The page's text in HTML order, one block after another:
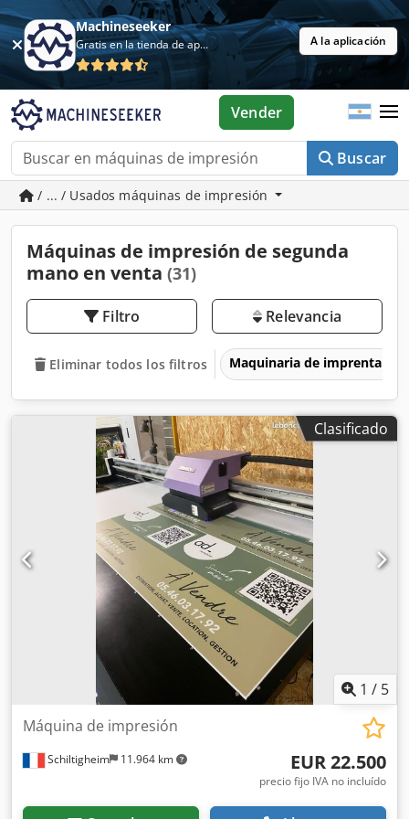
Machineseeker
Gratis en la tienda de aplicaciones A la aplicación
Buscar
Vender
/ ... / Usados máquinas de impresión
Máquinas de impresión de segunda
mano en venta (31)
Filtro Relevancia
Eliminar todos los filtros Maquinaria de imprenta y
Clasificado
1 / 5
Schiltigheim 11.964 km
Máquina de impresión
EUR 22.500
precio fijo IVA no incluído